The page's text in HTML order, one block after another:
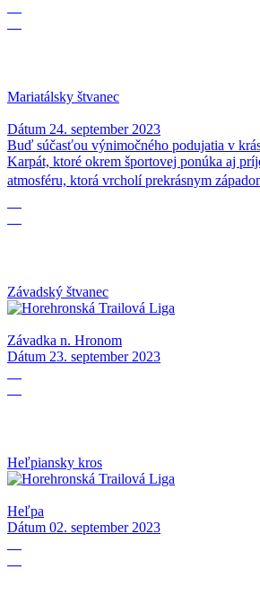
Mariatálsky štvanec
Dátum 24. september 2023
Buď súčasťou výnimočného podujatia v
Karpát, ktoré okrem športovej ponúka aj
atmosféru, ktorá vrcholí prekrásnym
Závadský štvanec
Závadka n. Hronom
Dátum 23. september 2023
Heľpiansky kros
Heľpa
Dátum 02. september 2023